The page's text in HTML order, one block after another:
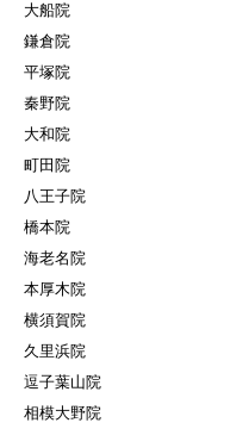
大船院
鎌倉院
平塚院
秦野院
大和院
町田院
八王子院
橋本院
海老名院
本厚木院
横須賀院
久里浜院
逗子葉山院
相模大野院